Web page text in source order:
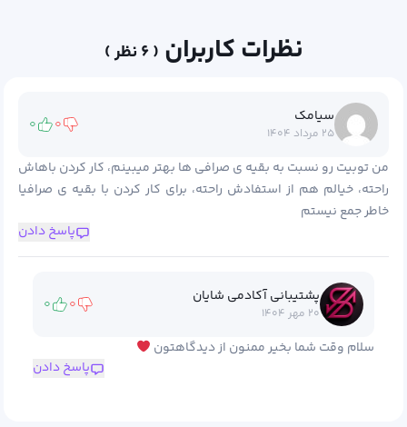
نظرات کاربران ( ۶ نظر )
سیامک
۲۵ مرداد ۱۴۰۴ ۰ ۰
من توبیت رو نسبت به بقیه ی صرافی ها بهتر میبینم، کار کردن باهاش
راحته، خیالم هم از استفادش راحته، برای کار کردن با بقیه ی صرافیا
خاطر جمع نیستم
پاسخ دادن
پشتیبانی آکادمی شایان
۲۰ مهر ۱۴۰۴ ۰ ۰
سلام وقت شما بخیر ممنون از دیدگاهتون
پاسخ دادن